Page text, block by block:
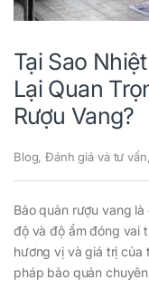
Tại Sao
Lại Quan
Rượu Vang?
Blog,Đánh giá và tư vấn,
Bảo quản rượu vang
độ và độ ẩm đóng vai
hương vị và giá trị của
pháp bảo quản